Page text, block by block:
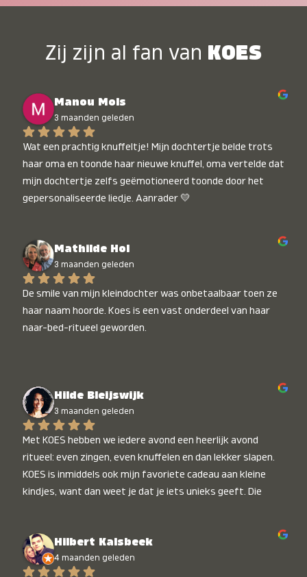
Zij zijn al fan van KOES
Manou Mols
3 maanden geleden
Wat een prachtig knuffeltje! Mijn dochtertje belde trots
haar oma en toonde haar nieuwe knuffel, oma vertelde dat
mijn dochtertje zelfs geëmotioneerd toonde door het
gepersonaliseerde liedje. Aanrader 💛
Mathilde Hol
3 maanden geleden
De smile van mijn kleindochter was onbetaalbaar toen ze
haar naam hoorde. Koes is een vast onderdeel van haar
naar-bed-ritueel geworden.
Hilde Bleijswijk
3 maanden geleden
Met KOES hebben we iedere avond een heerlijk avond
ritueel: even zingen, even knuffelen en dan lekker slapen.
KOES is inmiddels ook mijn favoriete cadeau aan kleine
kindjes, want dan weet je dat je iets unieks geeft. Die
Hilbert Kalsbeek
4 maanden geleden